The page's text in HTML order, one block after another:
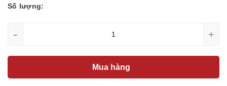
Số lượng:
- +
Mua hàng